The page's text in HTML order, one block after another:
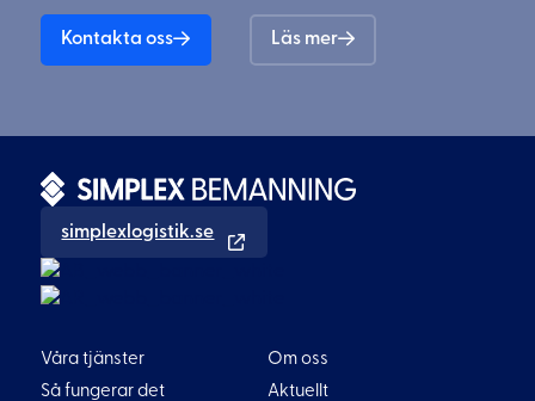
Kontakta oss Läs mer
simplexlogistik.se
Våra tjänster
Så fungerar det
Om oss
Aktuellt